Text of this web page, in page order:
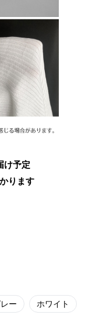
け予定
ります
ー ホワイト